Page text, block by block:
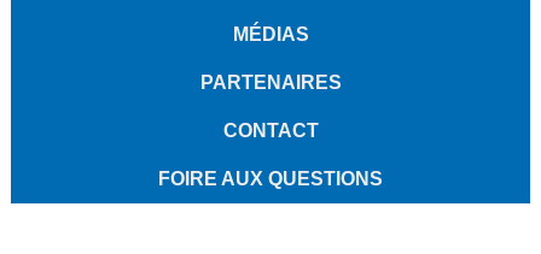
MÉDIAS
PARTENAIRES
CONTACT
FOIRE AUX QUESTIONS